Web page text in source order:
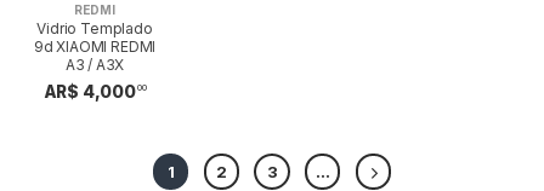
REDMI
Vidrio Templado
9d XIAOMI REDMI
A3 / A3X
AR$ 4,00000
1 2 3 ...